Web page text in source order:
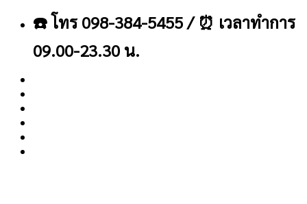
เนื้อหา
☎️ โทร 098-384-5455 / ⏰ เวลาทำการ
09.00-23.30 น.